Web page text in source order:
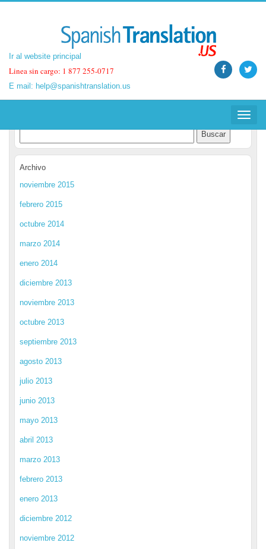
Ir al website principal
Linea sin cargo: 1 877 255-0717
E mail: help@spanishtranslation.us
Toggle
Ir al website principal
Linea sin cargo: 1 877 255-0717
E mail: help@spanishtranslation.us
Toggle
Spanish Translation Blog
Archivo
noviembre 2015
febrero 2015
octubre 2014
marzo 2014
enero 2014
diciembre 2013
noviembre 2013
octubre 2013
septiembre 2013
agosto 2013
julio 2013
junio 2013
mayo 2013
abril 2013
marzo 2013
febrero 2013
enero 2013
diciembre 2012
noviembre 2012